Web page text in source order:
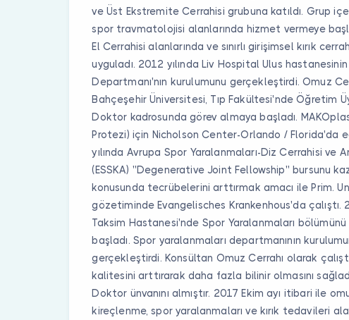
ve Üst Ekstremite Cerrahisi grubuna katıldı. Grup
spor travmatolojisi alanlarında hizmet vermeye
El Cerrahisi alanlarında ve sınırlı girişimsel kırık
uyguladı. 2012 yılında Liv Hospital Ulus
Departmanı'nın kurulumunu gerçekleştirdi. Omuz
Bahçeşehir Üniversitesi, Tıp Fakültesi'nde Öğretim
Doktor kadrosunda görev almaya başladı.
Protezi) için Nicholson Center-Orlando / Florida'da
yılında Avrupa Spor Yaralanmaları-Diz Cerrahisi ve
(ESSKA) ''Degenerative Joint Fellowship'' bursunu
konusunda tecrübelerini arttırmak amacı ile Prim.
gözetiminde Evangelisches Krankenhous'da çalıştı.
Taksim Hastanesi'nde Spor Yaralanmaları
başladı. Spor yaralanmaları departmanının
gerçekleştirdi. Konsültan Omuz Cerrahı olarak
kalitesini arttırarak daha fazla bilinir olmasını
Doktor ünvanını almıştır. 2017 Ekim ayı itibari ile
kireçlenme, spor yaralanmaları ve kırık tedavileri